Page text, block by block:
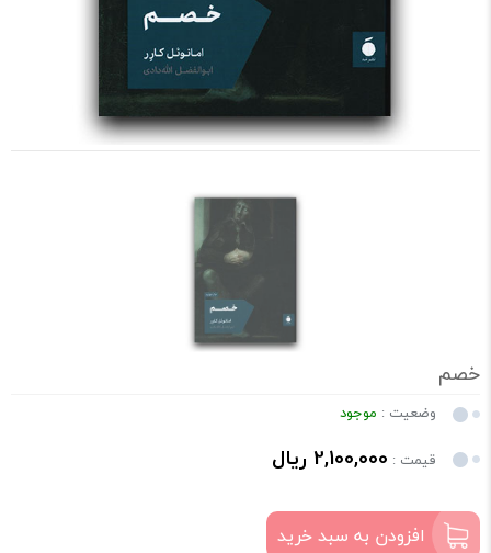
خصم
وضعیت : موجود
قیمت : 2,100,000 ریال
افزودن به سبد خرید